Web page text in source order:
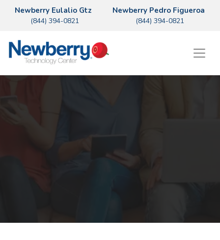
Newberry Eulalio Gtz
(844) 394-0821
Newberry Pedro Figueroa
(844) 394-0821